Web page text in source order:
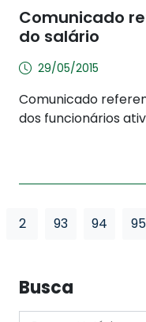
Comunicado
do salário
29/05/2015
Comunicado
dos funcionários
2 93 94 95
Busca